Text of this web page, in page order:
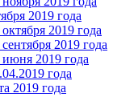
2019 года
2019 года
2019 года
2019 года
года
2019 года